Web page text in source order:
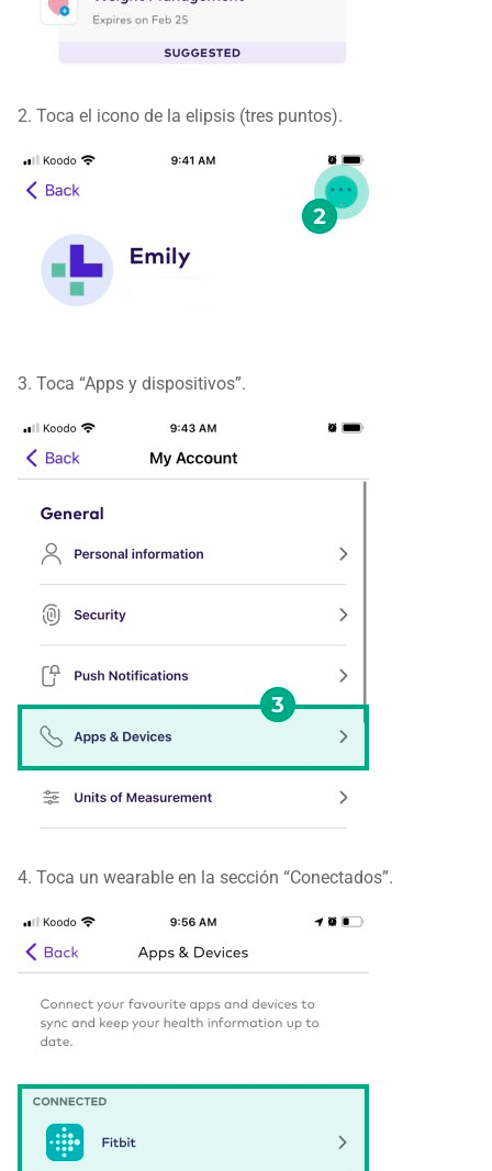
2. Toca el icono de la elipsis (tres puntos).​​​​​​​
3. Toca “Apps y dispositivos”.​​​​​​​
4. Toca un wearable en la sección “Conectados”.​​​​​​​